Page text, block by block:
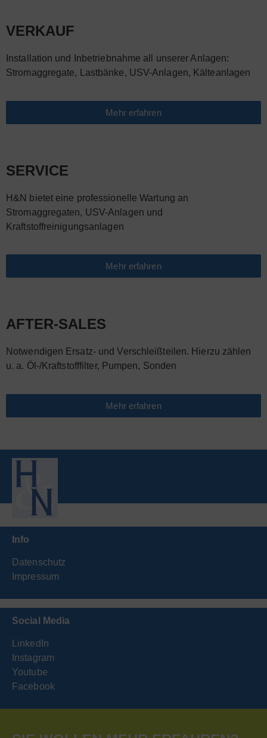
VERKAUF
Installation und Inbetriebnahme all unserer Anlagen:
Stromaggregate, Lastbänke, USV-Anlagen, Kälteanlagen
Mehr erfahren
SERVICE
H&N bietet eine professionelle Wartung an
Stromaggregaten, USV-Anlagen und
Kraftstoffreinigungsanlagen
Mehr erfahren
AFTER-SALES
Notwendigen Ersatz- und Verschleißteilen. Hierzu zählen
u. a. Öl-/Kraftstofffilter, Pumpen, Sonden
Mehr erfahren
Info
Datenschutz
Impressum
Social Media
LinkedIn
Instagram
Youtube
Facebook